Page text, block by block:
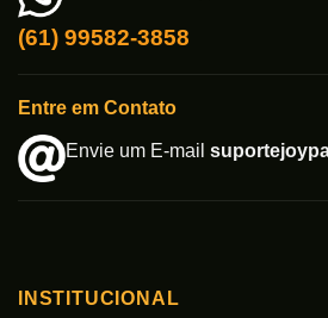
(61) 99582-3858
Entre em Contato
Envie um E-mail
INSTITUCIONAL